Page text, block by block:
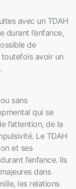
avec un TDAH
durant l’enfance,
de
toutefois avoir un
sans
qui se
l’attention, de la
Le TDAH
et ses
l’enfance. Ils
dans
les relations